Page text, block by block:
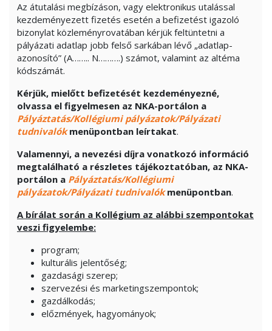
Az átutalási megbízáson, vagy elektronikus utalással
kezdeményezett fizetés esetén a befizetést igazoló
bizonylat közleményrovatában kérjük feltüntetni a
pályázati adatlap jobb felső sarkában lévő „adatlap-
azonosító” (A…….. N……….) számot, valamint az altéma
kódszámát.
Kérjük, mielőtt befizetését kezdeményezné,
olvassa el figyelmesen az NKA-portálon a
Pályáztatás/Kollégiumi pályázatok/Pályázati
tudnivalók menüpontban leírtakat.
Valamennyi, a nevezési díjra vonatkozó információ
megtalálható a részletes tájékoztatóban, az NKA-
portálon a Pályáztatás/Kollégiumi
pályázatok/Pályázati tudnivalók menüpontban.
A bírálat során a Kollégium az alábbi szempontokat
veszi figyelembe:
program;
kulturális jelentőség;
gazdasági szerep;
szervezési és marketingszempontok;
gazdálkodás;
előzmények, hagyományok;